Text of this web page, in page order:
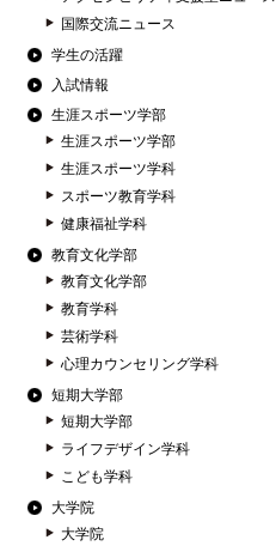
国際交流ニュース
学生の活躍
入試情報
生涯スポーツ学部
生涯スポーツ学部
生涯スポーツ学科
スポーツ教育学科
健康福祉学科
教育文化学部
教育文化学部
教育学科
芸術学科
心理カウンセリング学科
短期大学部
短期大学部
ライフデザイン学科
こども学科
大学院
大学院